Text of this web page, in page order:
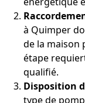
à Quimper
de la maison
étape
qualifié.
Disposition
type de